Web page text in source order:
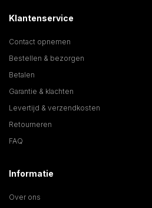
Klantenservice
Contact opnemen
Bestellen & bezorgen
Betalen
Garantie & klachten
Levertijd & verzendkosten
Retourneren
FAQ
Informatie
Over ons